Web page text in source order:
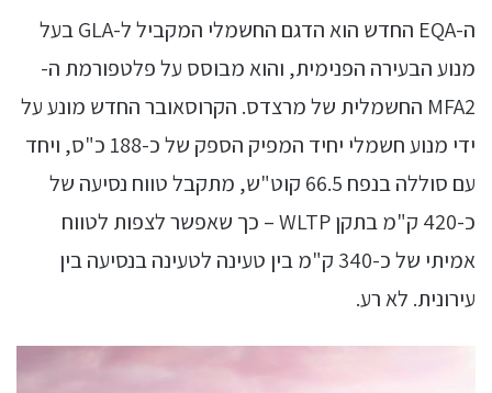
ה-EQA החדש הוא הדגם החשמלי המקביל ל-GLA בעל
מנוע הבעירה הפנימית, והוא מבוסס על פלטפורמת ה-
MFA2 החשמלית של מרצדס. הקרוסאובר החדש מונע על
ידי מנוע חשמלי יחיד המפיק הספק של כ-188 כ"ס, ויחד
עם סוללה בנפח 66.5 קוט"ש, מתקבל טווח נסיעה של
כ-420 ק"מ בתקן WLTP – כך שאפשר לצפות לטווח
אמיתי של כ-340 ק"מ בין טעינה לטעינה בנסיעה בין
עירונית. לא רע.